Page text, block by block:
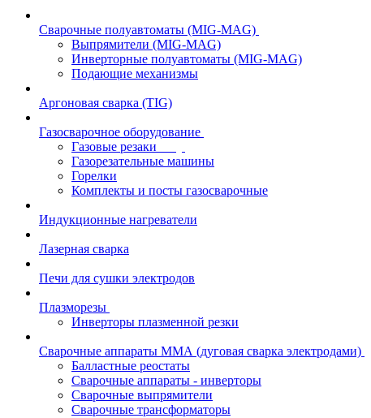
Сварочные полуавтоматы (MIG-MAG)
Выпрямители (MIG-MAG)
Инверторные полуавтоматы (MIG-MAG)
Подающие механизмы
Аргоновая сварка (TIG)
Газосварочное оборудование
Газовые резаки
Газорезательные машины
Горелки
Комплекты и посты газосварочные
Индукционные нагреватели
Лазерная сварка
Печи для сушки электродов
Плазморезы
Инверторы плазменной резки
Сварочные аппараты ММА (дуговая сварка электродами)
Балластные реостаты
Сварочные аппараты - инверторы
Сварочные выпрямители
Сварочные трансформаторы